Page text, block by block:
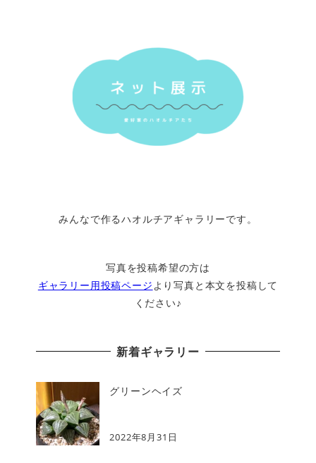
みんなで作るハオルチアギャラリーです。
写真を投稿希望の方は
ギャラリー用投稿ページ より写真と本文を投稿して
ください♪
新着ギャラリー
グリーンヘイズ
2022年8月31日